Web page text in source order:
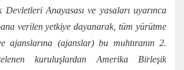
Anayasası ve yasaları uyarınca
verilen yetkiye dayanarak, tüm yürütme
ajanslarına (ajanslar) bu muhtıranın 2.
kuruluşlardan Amerika Birleşik